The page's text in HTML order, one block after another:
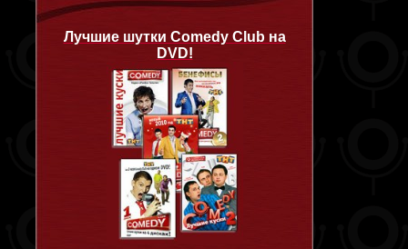
Лучшие шутки Comedy Club на
DVD!